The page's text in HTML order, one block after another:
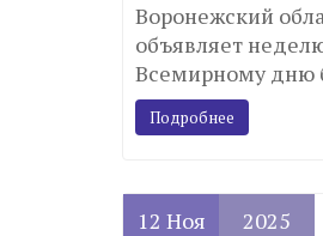
Воронежский
объявляет
Всемирному дню
Подробнее
12 Ноя 2025